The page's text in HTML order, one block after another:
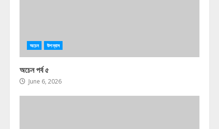
অচেন উপন্যাস
অচেন পর্ব ৫
June 6, 2026